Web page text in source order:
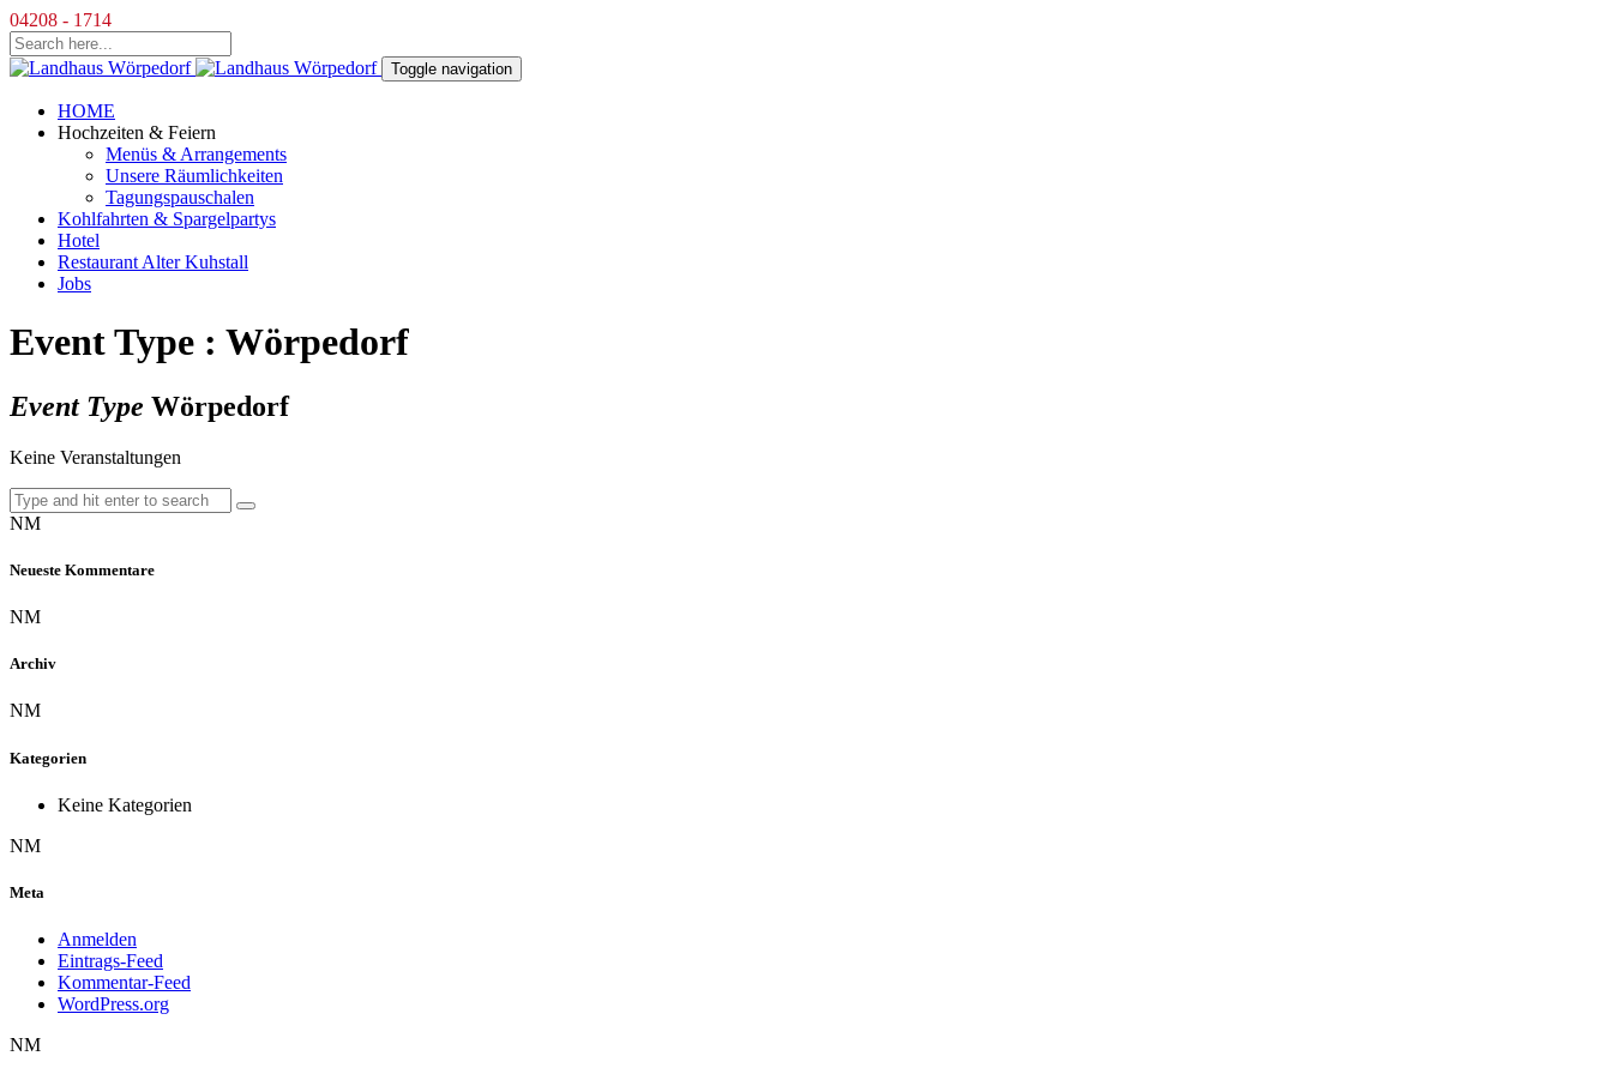
04208 - 1714
Toggle navigation
HOME
Hochzeiten & Feiern
Menüs & Arrangements
Unsere Räumlichkeiten
Tagungspauschalen
Kohlfahrten & Spargelpartys
Hotel
Restaurant Alter Kuhstall
Jobs
Event Type : Wörpedorf
Event Type Wörpedorf
Keine Veranstaltungen
NM
Neueste Kommentare
NM
Archiv
NM
Kategorien
Keine Kategorien
NM
Meta
Anmelden
Eintrags-Feed
Kommentar-Feed
WordPress.org
NM